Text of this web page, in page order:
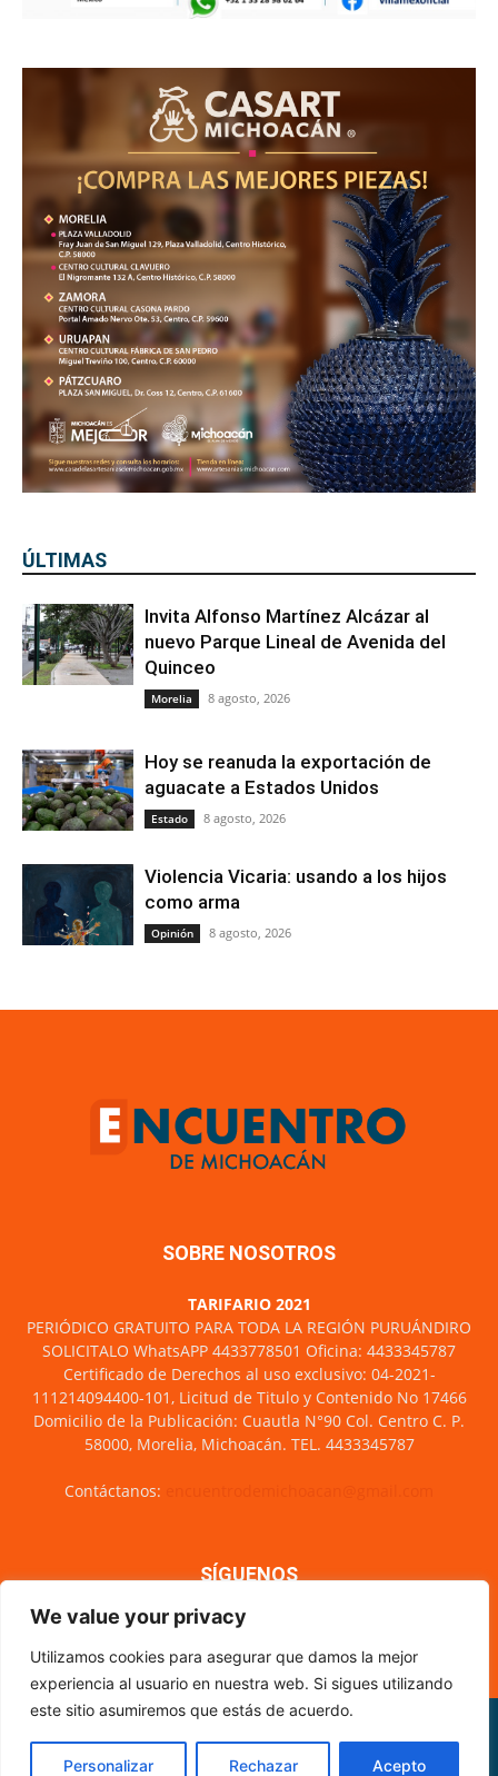
We value your privacy
Utilizamos cookies para asegurar que damos la mejor
experiencia al usuario en nuestra web. Si sigues utilizando
este sitio asumiremos que estás de acuerdo.
Personalizar Rechazar Acepto
ÚLTIMAS
Invita Alfonso Martínez Alcázar al
nuevo Parque Lineal de Avenida del
Quinceo
Morelia 8 agosto, 2026
Hoy se reanuda la exportación de
aguacate a Estados Unidos
Estado 8 agosto, 2026
Violencia Vicaria: usando a los hijos
como arma
Opinión 8 agosto, 2026
SOBRE NOSOTROS
TARIFARIO 2021
PERIÓDICO GRATUITO PARA TODA LA REGIÓN PURUÁNDIRO
SOLICITALO WhatsAPP 4433778501 Oficina: 4433345787
Certificado de Derechos al uso exclusivo: 04-2021-
111214094400-101, Licitud de Titulo y Contenido No 17466
Domicilio de la Publicación: Cuautla N°90 Col. Centro C. P.
58000, Morelia, Michoacán. TEL. 4433345787
Contáctanos:
SÍGUENOS
Nosotros
CÓDIGO DE ÉTICA PERIODÍSTICA
XML Sitemap